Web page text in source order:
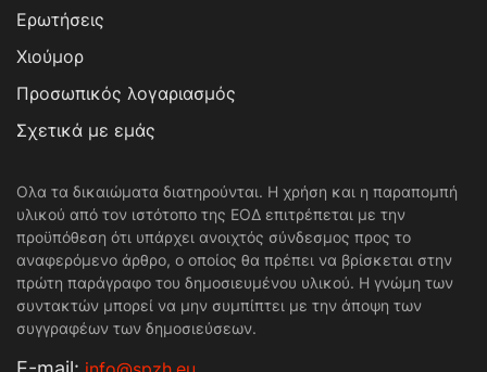
Ερωτήσεις
Χιούμορ
Προσωπικός λογαριασμός
Σχετικά με εμάς
Ολα τα δικαιώματα διατηρούνται. Η χρήση και η παραπομπή
υλικού από τον ιστότοπο της ΕΟΔ επιτρέπεται με την
προϋπόθεση ότι υπάρχει ανοιχτός σύνδεσμος προς το
αναφερόμενο άρθρο, ο οποίος θα πρέπει να βρίσκεται στην
πρώτη παράγραφο του δημοσιευμένου υλικού. Η γνώμη των
συντακτών μπορεί να μην συμπίπτει με την άποψη των
συγγραφέων των δημοσιεύσεων.